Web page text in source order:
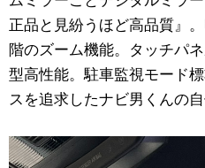
正品と見紛うほど高品質』
階のズーム機能。タッチパ
型高性能。駐車監視モード
スを追求したナビ男くんの自